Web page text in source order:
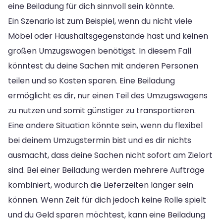
eine Beiladung für dich sinnvoll sein könnte.
Ein Szenario ist zum Beispiel, wenn du nicht viele
Möbel oder Haushaltsgegenstände hast und keinen
großen Umzugswagen benötigst. In diesem Fall
könntest du deine Sachen mit anderen Personen
teilen und so Kosten sparen. Eine Beiladung
ermöglicht es dir, nur einen Teil des Umzugswagens
zu nutzen und somit günstiger zu transportieren.
Eine andere Situation könnte sein, wenn du flexibel
bei deinem Umzugstermin bist und es dir nichts
ausmacht, dass deine Sachen nicht sofort am Zielort
sind. Bei einer Beiladung werden mehrere Aufträge
kombiniert, wodurch die Lieferzeiten länger sein
können. Wenn Zeit für dich jedoch keine Rolle spielt
und du Geld sparen möchtest, kann eine Beiladung